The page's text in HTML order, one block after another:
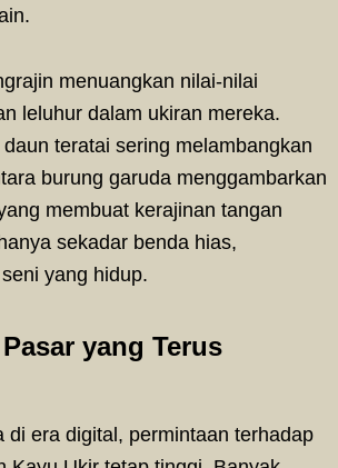
menuangkan nilai-nilai
leluhur dalam ukiran mereka.
teratai sering melambangkan
burung garuda menggambarkan
membuat kerajinan tangan
sekadar benda hias,
yang hidup.
yang Terus
di era digital, permintaan terhadap